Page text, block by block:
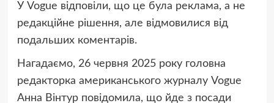
У Vogue відповіли, що це була реклама, а не
редакційне рішення, але відмовилися від
подальших коментарів.
Нагадаємо, 26 червня 2025 року головна
редакторка американського журналу Vogue
Анна Вінтур повідомила, що йде з посади